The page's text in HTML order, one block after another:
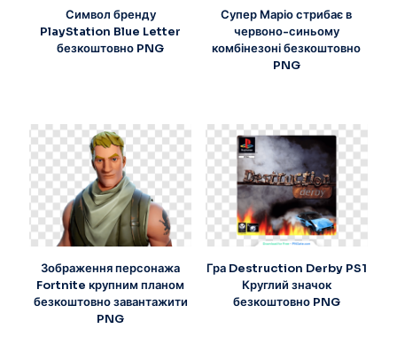
Символ бренду
PlayStation Blue Letter
безкоштовно PNG
Супер Маріо стрибає в
червоно-синьому
комбінезоні безкоштовно
PNG
Зображення персонажа
Fortnite крупним планом
безкоштовно завантажити
PNG
Гра Destruction Derby PS1
Круглий значок
безкоштовно PNG